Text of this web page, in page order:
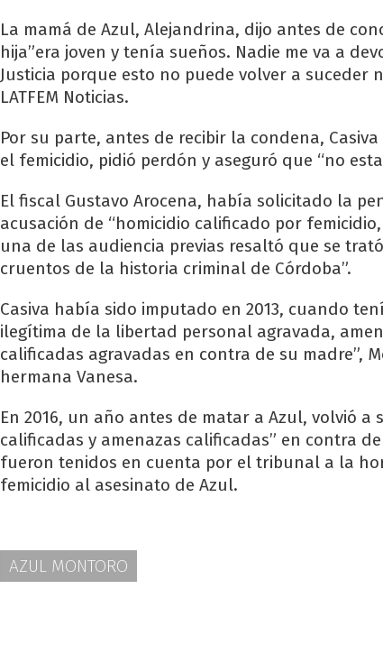
La mamá de Azul, Alejandrina, dijo antes de
hija”era joven y tenía sueños. Nadie me va a
Justicia porque esto no puede volver a suceder
LATFEM Noticias.
Por su parte, antes de recibir la condena,
el femicidio, pidió perdón y aseguró que “no
El fiscal Gustavo Arocena, había solicitado la
acusación de “homicidio calificado por
una de las audiencia previas resaltó que se
cruentos de la historia criminal de Córdoba”.
Casiva había sido imputado en 2013, cuando
ilegítima de la libertad personal agravada,
calificadas agravadas en contra de su madre”,
hermana Vanesa.
En 2016, un año antes de matar a Azul, volvió a
calificadas y amenazas calificadas” en contra
fueron tenidos en cuenta por el tribunal a la
femicidio al asesinato de Azul.
AZUL MONTORO